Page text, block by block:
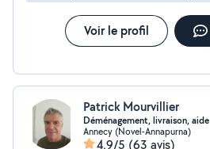
Voir le profil
Patrick Mourvillier
Déménagement, livraison, aide
Annecy (Novel-Annapurna)
4,9/5 (63 avis)